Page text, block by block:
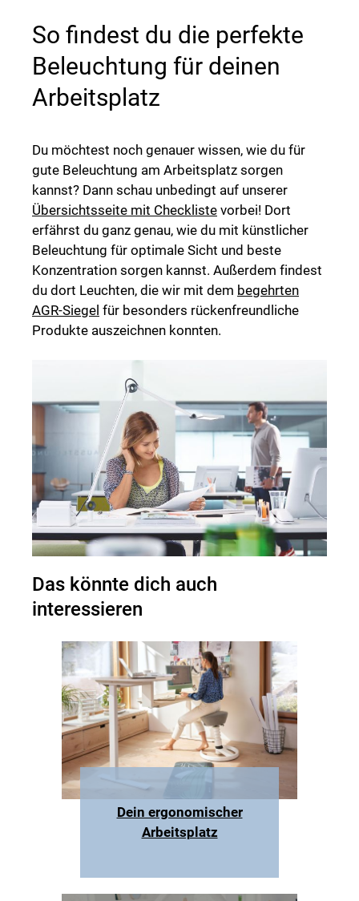
So findest du die perfekte
Beleuchtung für deinen
Arbeitsplatz
Du möchtest noch genauer wissen, wie du für
gute Beleuchtung am Arbeitsplatz sorgen
kannst? Dann schau unbedingt auf unserer
Übersichtsseite mit Checkliste vorbei! Dort
erfährst du ganz genau, wie du mit künstlicher
Beleuchtung für optimale Sicht und beste
Konzentration sorgen kannst. Außerdem findest
du dort Leuchten, die wir mit dem begehrten
AGR-Siegel für besonders rückenfreundliche
Produkte auszeichnen konnten.
Das könnte dich auch
interessieren
Dein ergonomischer
Arbeitsplatz